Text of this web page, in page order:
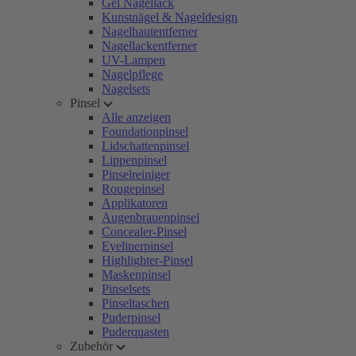
Gel Nagellack
Kunstnägel & Nageldesign
Nagelhautentferner
Nagellackentferner
UV-Lampen
Nagelpflege
Nagelsets
Pinsel
Alle anzeigen
Foundationpinsel
Lidschattenpinsel
Lippenpinsel
Pinselreiniger
Rougepinsel
Applikatoren
Augenbrauenpinsel
Concealer-Pinsel
Eyelinerpinsel
Highlighter-Pinsel
Maskenpinsel
Pinselsets
Pinseltaschen
Puderpinsel
Puderquasten
Zubehör